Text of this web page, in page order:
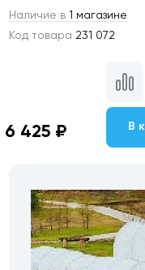
Наличие в 1 магазине
Код товара 231 072
6 425 ₽ В